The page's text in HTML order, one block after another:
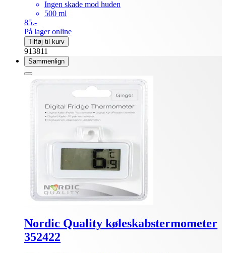
Ingen skade mod huden
500 ml
85.-
På lager online
Tilføj til kurv
913811
Sammenlign
Nordic Quality køleskabstermometer
352422